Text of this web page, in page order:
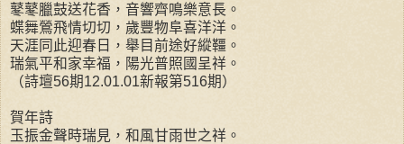
鼕鼕臘鼓送花香，音響齊鳴樂意長。
蝶舞鶯飛情切切，歲豐物阜喜洋洋。
天涯同此迎春日，舉目前途好縱韁。
瑞氣平和家幸福，陽光普照國呈祥。
（詩壇56期12.01.01新報第516期）
賀年詩
玉振金聲時瑞見，和風甘雨世之祥。